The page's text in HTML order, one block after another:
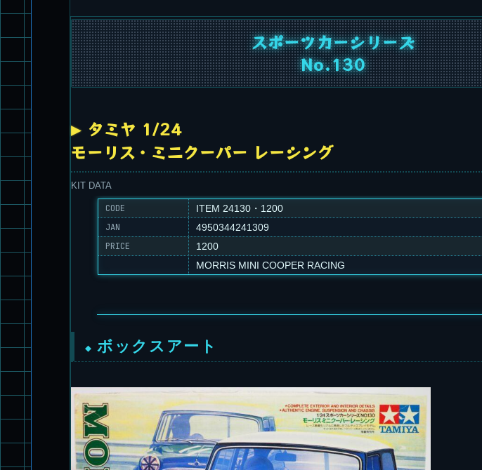
スポーツカーシリーズ
No.130
タミヤ 1/24
モーリス・ミニクーパー レーシング
KIT DATA
CODE
ITEM 24130・1200
JAN
4950344241309
PRICE
1200
MORRIS MINI COOPER RACING
ボックスアート